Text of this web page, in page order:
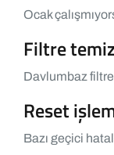
Ocak
Filtre
Davlumbaz
Reset
Bazı geçici